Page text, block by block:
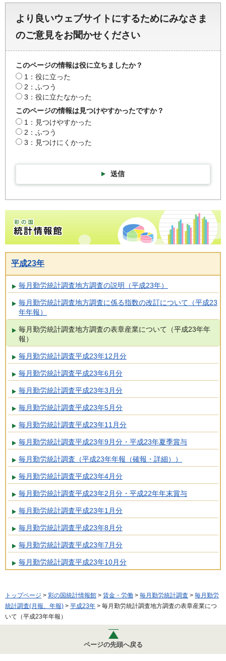
より良いウェブサイトにするためにみなさま
のご意見をお聞かせください
このページの情報は役に立ちましたか？
1：役に立った
2：ふつう
3：役に立たなかった
このページの情報は見つけやすかったですか？
1：見つけやすかった
2：ふつう
3：見つけにくかった
送信
彩の国統計情報館トップページ
平成23年
毎月勤労統計調査地方調査の説明（平成23年）
毎月勤労統計調査地方調査に係る指数の改訂について（平成23
年年報）
毎月勤労統計調査地方調査の表章産業について（平成23年年
報）
毎月勤労統計調査平成23年12月分
毎月勤労統計調査平成23年6月分
毎月勤労統計調査平成23年3月分
毎月勤労統計調査平成23年5月分
毎月勤労統計調査平成23年11月分
毎月勤労統計調査平成23年9月分・平成23年夏季賞与
毎月勤労統計調査（平成23年年報（確報・詳細））
毎月勤労統計調査平成23年4月分
毎月勤労統計調査平成23年2月分・平成22年年末賞与
毎月勤労統計調査平成23年1月分
毎月勤労統計調査平成23年8月分
毎月勤労統計調査平成23年7月分
毎月勤労統計調査平成23年10月分
トップページ > 彩の国統計情報館 > 賃金・労働 > 毎月勤労統計調査 > 毎月勤労
統計調査(月報、年報) > 平成23年 > 毎月勤労統計調査地方調査の表章産業につ
いて（平成23年年報）
ページの先頭へ戻る